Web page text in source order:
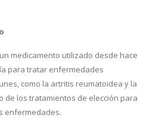
medicamento utilizado desde hace
para tratar enfermedades
como la artritis reumatoidea y la
de los tratamientos de elección para
enfermedades.